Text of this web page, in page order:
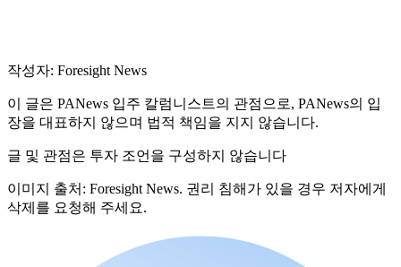
작성자: Foresight News
이 글은 PANews 입주 칼럼니스트의 관점으로, PANews의 입
장을 대표하지 않으며 법적 책임을 지지 않습니다.
글 및 관점은 투자 조언을 구성하지 않습니다
이미지 출처: Foresight News. 권리 침해가 있을 경우 저자에게
삭제를 요청해 주세요.